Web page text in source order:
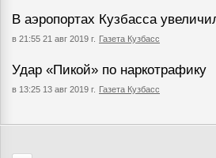
В аэропортах Кузбасса
в 21:55 21 авг 2019 г. Газета Кузбасс
Удар «Пикой» по наркотрафику
в 13:25 13 авг 2019 г. Газета Кузбасс